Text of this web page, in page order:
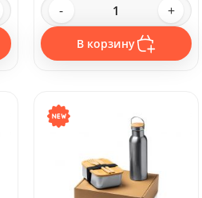
- +
В корзину